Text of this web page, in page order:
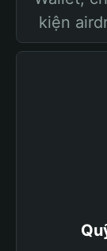
kiện